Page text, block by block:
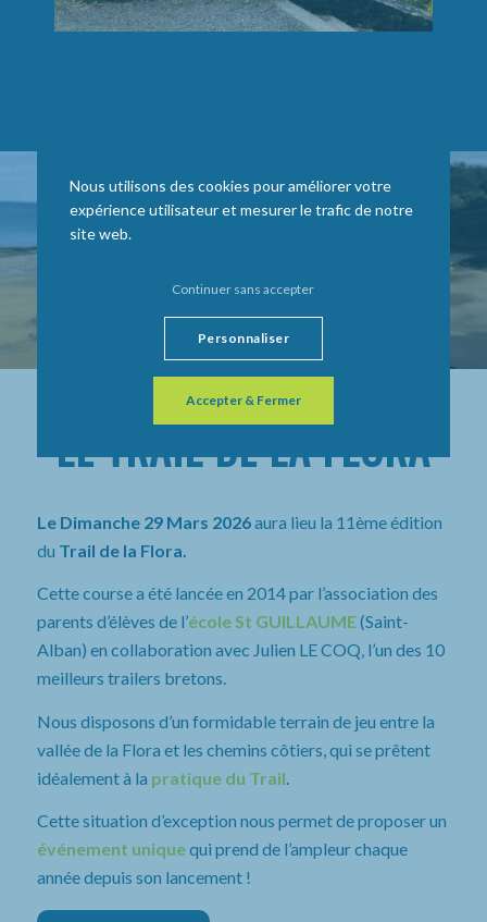
LE TRAIL DE LA FLORA
Le Dimanche 29 Mars 2026aura lieu la 11ème édition
du Trail de la Flora.
Cette course a été lancée en 2014 par l’association des
parents d’élèves de l’école St GUILLAUME(Saint-
Alban) en collaboration avec Julien LE COQ, l’un des 10
meilleurs trailers bretons.
Nous disposons d’un formidable terrain de jeu entre la
vallée de la Flora et les chemins côtiers, qui se prêtent
idéalement à la pratique du Trail
Cette situation d’exception nous permet de proposer un
événement uniquequi prend de l’ampleur chaque
année depuis son lancement !
Nous utilisons des cookies pour améliorer votre
expérience utilisateur et mesurer le trafic de notre
site web.
Accepter & Fermer
Continuer sans accepter
Personnaliser